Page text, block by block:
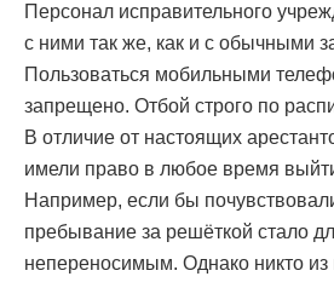
Персонал исправительного
с ними так же, как и с обычными
Пользоваться мобильными
запрещено. Отбой строго по
В отличие от настоящих
имели право в любое время
Например, если бы
пребывание за решёткой стало
непереносимым. Однако никто из